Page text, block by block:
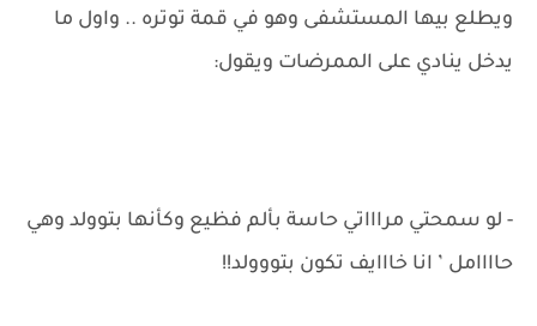
ويطلع بيها المستشفى وهو في قمة توتره .. واول ما
يدخل ينادي على الممرضات ويقول:
- لو سمحتي مراااتي حاسة بألم فظيع وكأنها بتوولد وهي
حاااامل ’ انا خااايف تكون بتووولد!!